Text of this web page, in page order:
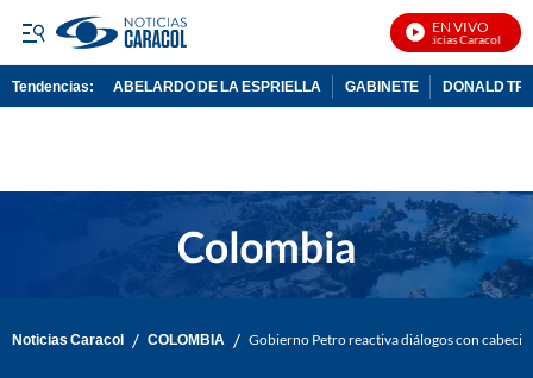
EN VIVO
Noticias Caracol En
Tendencias: ABELARDO DE LA ESPRIELLA GABINETE DONALD
Noticias Caracol / COLOMBIA / Gobierno Petro reactiva diálogos con